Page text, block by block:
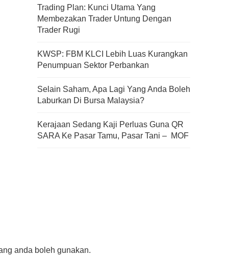
Trading Plan: Kunci Utama Yang
Membezakan Trader Untung Dengan
Trader Rugi
KWSP: FBM KLCI Lebih Luas Kurangkan
Penumpuan Sektor Perbankan
Selain Saham, Apa Lagi Yang Anda Boleh
Laburkan Di Bursa Malaysia?
Kerajaan Sedang Kaji Perluas Guna QR
SARA Ke Pasar Tamu, Pasar Tani – MOF
anda boleh gunakan.
Apa Itu Fundamental Analysis
Yang Selalu Sifu Saham Sebut